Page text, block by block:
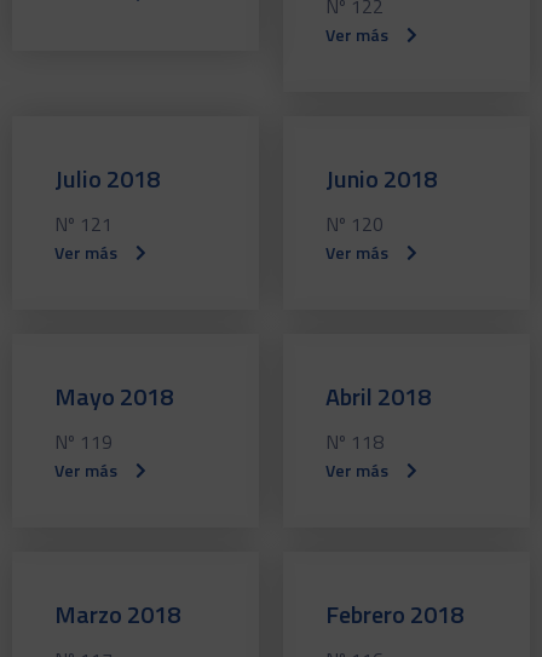
Nº 122
Ver más
Julio 2018
Nº 121
Ver más
Junio 2018
Nº 120
Ver más
Mayo 2018
Nº 119
Ver más
Abril 2018
Nº 118
Ver más
Marzo 2018 Febrero 2018